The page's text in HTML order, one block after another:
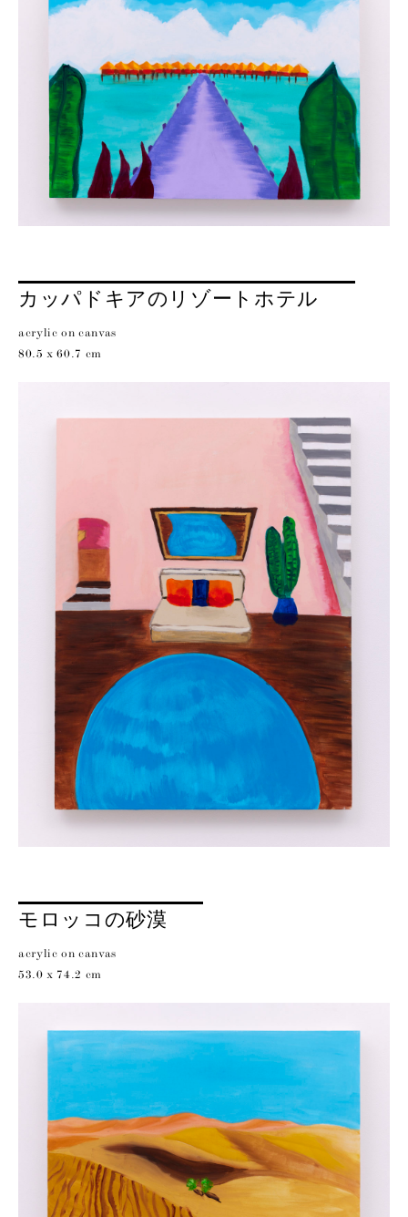
カッパドキアのリゾートホテル
acrylic on canvas
80.5 x 60.7 cm
モロッコの砂漠
acrylic on canvas
53.0 x 74.2 cm